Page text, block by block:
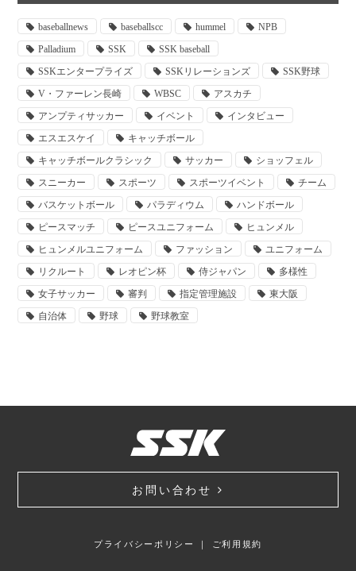
baseballnews baseballscc hummel
NPB
Palladium
SSK
SSK baseball
SSKエンタープライズ
SSKリレーションズ
SSK野球
V・ファーレン長崎
WBSC
アスカチ
アンプティサッカー
イベント
インタビュー
エスエスケイ
キャッチボール
キャッチボールクラシック
サッカー
ショッフェル
スニーカー
スポーツ スポーツイベント
チーム
バスケットボール
パラディウム
ハンドボール
ピースマッチ
ピースユニフォーム
ヒュンメル
ヒュンメルユニフォーム
ファッション
ユニフォーム
リクルート
レオピン杯 侍ジャパン
多様性
女子サッカー
審判 指定管理施設
東大阪
自治体
野球 野球教室
お問い合わせ
プライバシーポリシー ｜ ご利用規約